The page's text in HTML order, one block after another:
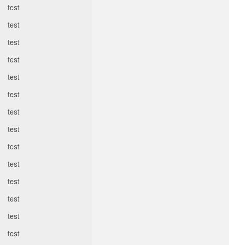
test
test
test
test
test
test
test
test
test
test
test
test
test
test